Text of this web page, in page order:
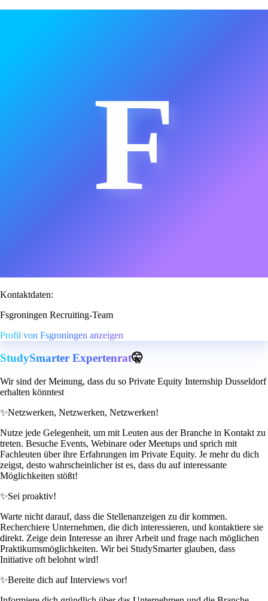
F
Kontaktdaten:
Fsgroningen Recruiting-Team
Profil von Fsgroningen anzeigen
StudySmarter Expertenrat🤫
Wir sind der Meinung, dass du so Private Equity Internship Dusseldorf
erhalten könntest
✨Netzwerken, Netzwerken, Netzwerken!
Nutze jede Gelegenheit, um mit Leuten aus der Branche in Kontakt zu
treten. Besuche Events, Webinare oder Meetups und sprich mit
Fachleuten über ihre Erfahrungen im Private Equity. Je mehr du dich
zeigst, desto wahrscheinlicher ist es, dass du auf interessante
Möglichkeiten stößt!
✨Sei proaktiv!
Warte nicht darauf, dass die Stellenanzeigen zu dir kommen.
Recherchiere Unternehmen, die dich interessieren, und kontaktiere sie
direkt. Zeige dein Interesse an ihrer Arbeit und frage nach möglichen
Praktikumsmöglichkeiten. Wir bei StudySmarter glauben, dass
Initiative oft belohnt wird!
✨Bereite dich auf Interviews vor!